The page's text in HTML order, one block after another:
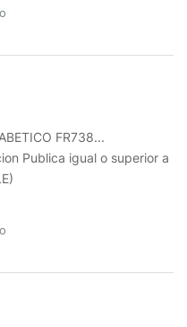
FR738...
Publica igual o superior a